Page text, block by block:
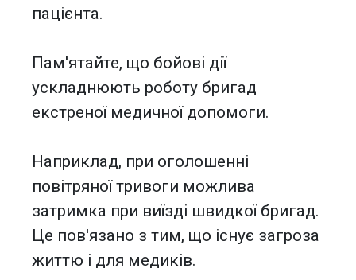
пацієнта.
Пам'ятайте, що бойові дії
ускладнюють роботу бригад
екстреної медичної допомоги.
Наприклад, при оголошенні
повітряної тривоги можлива
затримка при виїзді швидкої бригад.
Це пов'язано з тим, що існує загроза
життю і для медиків.